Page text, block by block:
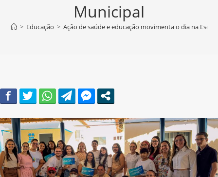
Municipal
> Educação > Ação de saúde e educação movimenta o dia na